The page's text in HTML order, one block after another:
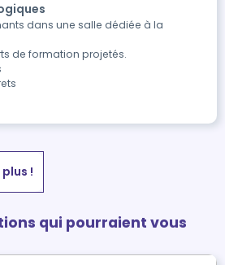
dans une salle dédiée à la
de formation projetés.
!
qui pourraient vous